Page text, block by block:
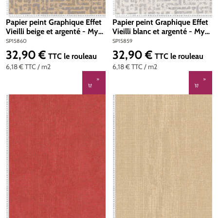
Papier peint Graphique Effet
Vieilli beige et argenté - My
Home My Spa d'A.S. Création
| Réf. SP15860
SP15860
6,18 €TTC / m2
Prix régulier :
32,90 € TTC le rouleau
Papier peint Graphique Effet
Vieilli blanc et argenté - My
Home My Spa d'A.S. Création
| Réf. SP15859
SP15859
6,18 €TTC / m2
Prix régulier :
32,90 € TTC le rouleau